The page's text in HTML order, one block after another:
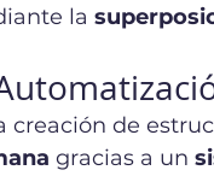
la
creación de
gracias a un